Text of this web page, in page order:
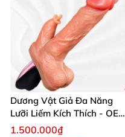
Dương Vật Giả Đa Năng
Lưỡi Liếm Kích Thích - OEM
Cao Cấp
1.500.000₫